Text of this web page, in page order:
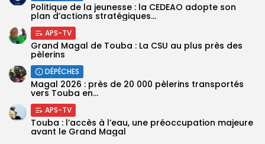
Politique de la jeunesse : la CEDEAO adopte son
plan d’actions stratégiques...
APS-TV
Grand Magal de Touba : La CSU au plus près des
pèlerins
DÉPÊCHES
Magal 2026 : près de 20 000 pèlerins transportés
vers Touba en...
APS-TV
Touba : l’accès à l’eau, une préoccupation majeure
avant le Grand Magal